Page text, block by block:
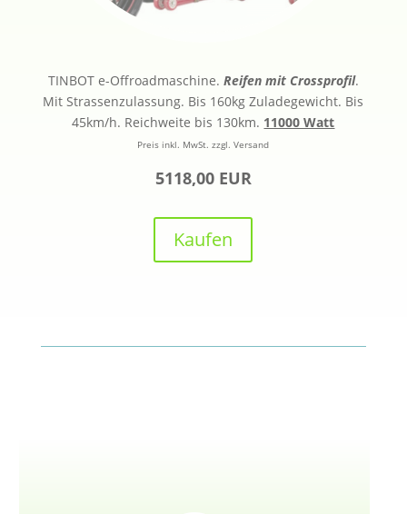
TINBOT e-Offroadmaschine. Reifen mit Crossprofil.
Mit Strassenzulassung. Bis 160kg Zuladegewicht. Bis
45km/h. Reichweite bis 130km. 11000 Watt
Preis inkl. MwSt. zzgl. Versand
5118,00 EUR
Kaufen